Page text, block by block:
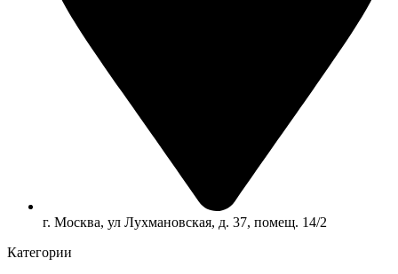
г. Москва, ул Лухмановская, д. 37, помещ. 14/2
Категории